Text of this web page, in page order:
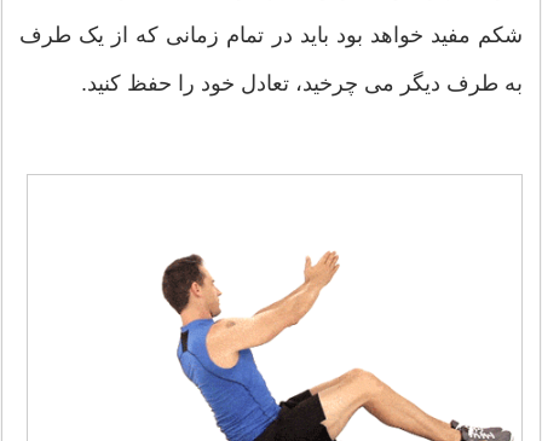
شکم مفید خواهد بود باید در تمام زمانی که از یک طرف
به طرف دیگر می چرخید، تعادل خود را حفظ کنید.